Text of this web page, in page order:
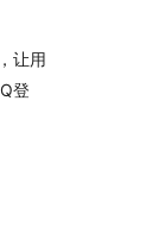
让用
登